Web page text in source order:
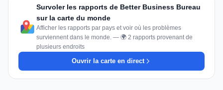
Survoler les rapports de Better Business Bureau
sur la carte du monde
Afficher les rapports par pays et voir où les problèmes
surviennent dans le monde. — 🌍 2 rapports provenant de
plusieurs endroits
Ouvrir la carte en direct